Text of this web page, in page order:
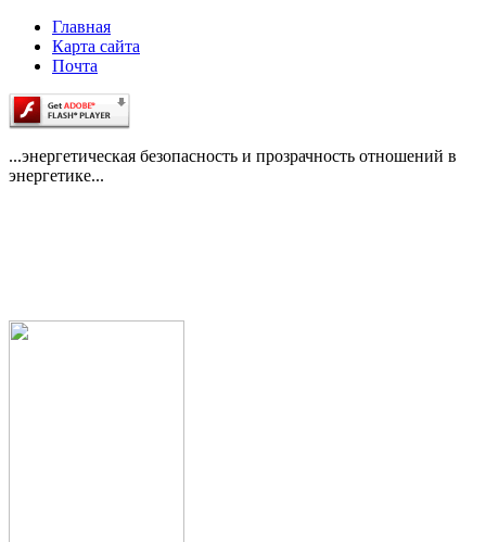
Главная
Карта сайта
Почта
...энергетическая безопасность и прозрачность отношений в
энергетике...